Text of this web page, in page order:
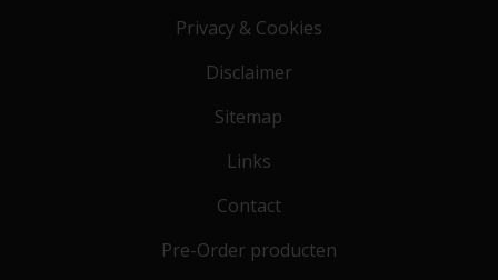
Privacy & Cookies
Disclaimer
Sitemap
Links
Contact
Pre-Order producten